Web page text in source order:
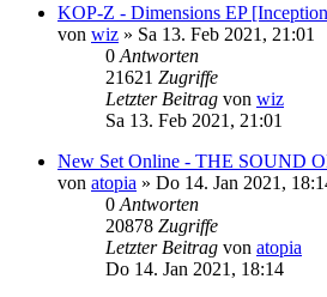
KOP-Z - Dimensions EP
von wiz » Sa 13. Feb 2021, 21:01
0 Antworten
21621 Zugriffe
Letzter Beitrag von wiz
Sa 13. Feb 2021, 21:01
New Set Online - THE SOUND
von atopia » Do 14. Jan 2021,
0 Antworten
20878 Zugriffe
Letzter Beitrag von atopia
Do 14. Jan 2021, 18:14